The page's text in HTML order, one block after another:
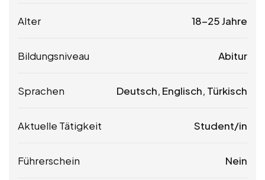
Alter 18-25 Jahre
Bildungsniveau Abitur
Sprachen Deutsch, Englisch, Türkisch
Aktuelle Tätigkeit Student/in
Führerschein Nein